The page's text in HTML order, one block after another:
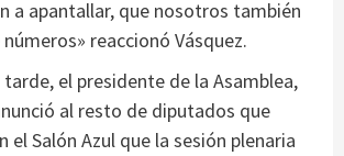
a apantallar, que nosotros también
reaccionó Vásquez.
tarde, el presidente de la Asamblea,
al resto de diputados que
el Salón Azul que la sesión plenaria